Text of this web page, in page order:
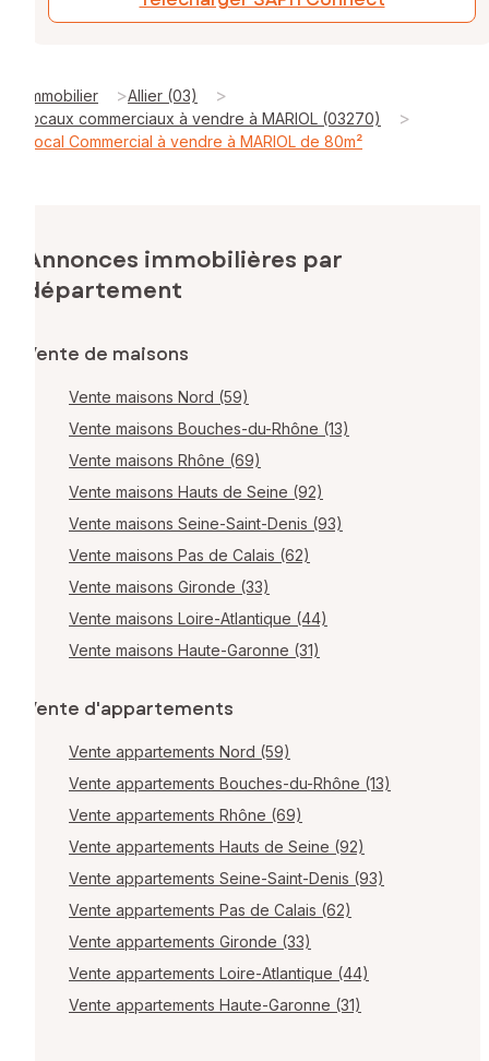
Immobilier >Allier (03) >
locaux commerciaux à vendre à MARIOL (03270) >
Local Commercial à vendre à MARIOL de 80m²
Annonces immobilières par
département
Vente de maisons
Vente maisons Nord (59)
Vente maisons Bouches-du-Rhône (13)
Vente maisons Rhône (69)
Vente maisons Hauts de Seine (92)
Vente maisons Seine-Saint-Denis (93)
Vente maisons Pas de Calais (62)
Vente maisons Gironde (33)
Vente maisons Loire-Atlantique (44)
Vente maisons Haute-Garonne (31)
Vente d'appartements
Vente appartements Nord (59)
Vente appartements Bouches-du-Rhône (13)
Vente appartements Rhône (69)
Vente appartements Hauts de Seine (92)
Vente appartements Seine-Saint-Denis (93)
Vente appartements Pas de Calais (62)
Vente appartements Gironde (33)
Vente appartements Loire-Atlantique (44)
Vente appartements Haute-Garonne (31)